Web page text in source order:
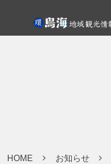
HOME お知らせ